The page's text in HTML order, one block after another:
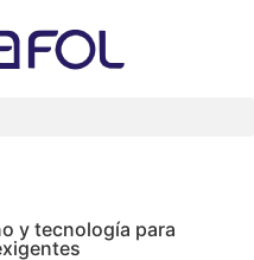
y tecnología para